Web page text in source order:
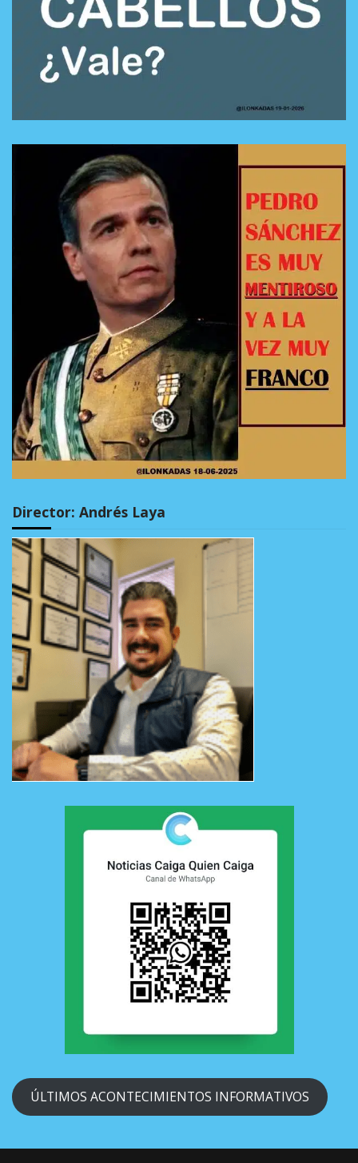
Director: Andrés Laya
ÚLTIMOS ACONTECIMIENTOS INFORMATIVOS